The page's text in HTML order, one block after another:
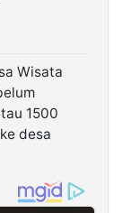
Wisata
1500
desa